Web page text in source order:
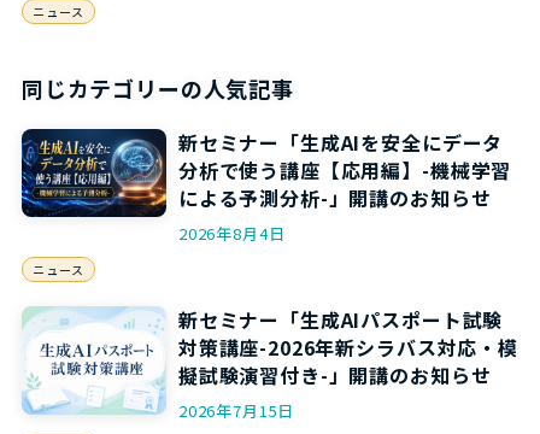
ニュース
同じカテゴリーの人気記事
新セミナー「生成AIを安全にデータ
分析で使う講座【応用編】-機械学習
による予測分析-」開講のお知らせ
2026年8月4日
ニュース
新セミナー「生成AIパスポート試験
対策講座-2026年新シラバス対応・模
擬試験演習付き-」開講のお知らせ
2026年7月15日